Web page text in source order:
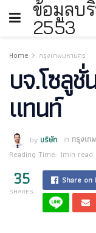
ข้อมูลบ
2553
Home กรุงเทพมหานคร
บจ.โซลูชั่
แทนท์
by บริษัท in กรุงเท
Reading Time: 1min read
35
SHARES
Share on